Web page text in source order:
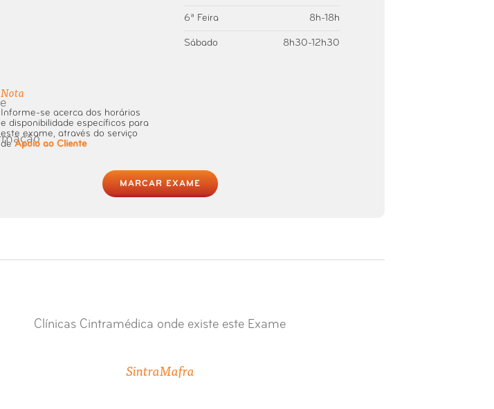
6ª Feira 8h-18h
Sábado 8h30-12h30
Nota
Informe-se acerca dos horários
e disponibilidade específicos para
este exame, através do serviço
deApoio ao Cliente
MARCAR EXAME
Clínicas Cintramédica onde existe este Exame
SintraMafra